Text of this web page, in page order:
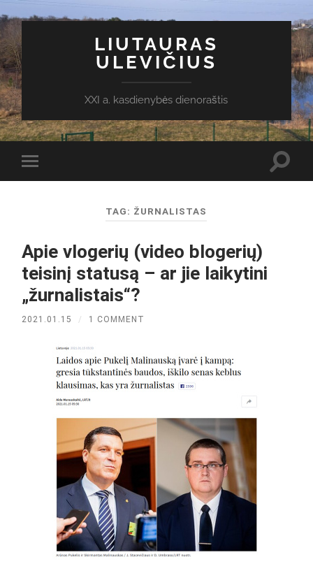
LIUTAURAS
ULEVIČIUS
XXI a. kasdienybės dienoraštis
Toggle
mobile
TAG: ŽURNALISTAS
Apie vlogerių (video blogerių)
teisinį statusą – ar jie laikytini
„žurnalistais“?
2021.01.15 / 1 COMMENT